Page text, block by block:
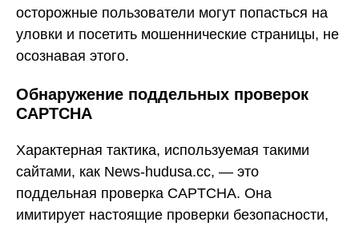
осторожные пользователи могут попасться на
уловки и посетить мошеннические страницы, не
осознавая этого.
Обнаружение поддельных проверок
CAPTCHA
Характерная тактика, используемая такими
сайтами, как News-hudusa.cc, — это
поддельная проверка CAPTCHA. Она
имитирует настоящие проверки безопасности,